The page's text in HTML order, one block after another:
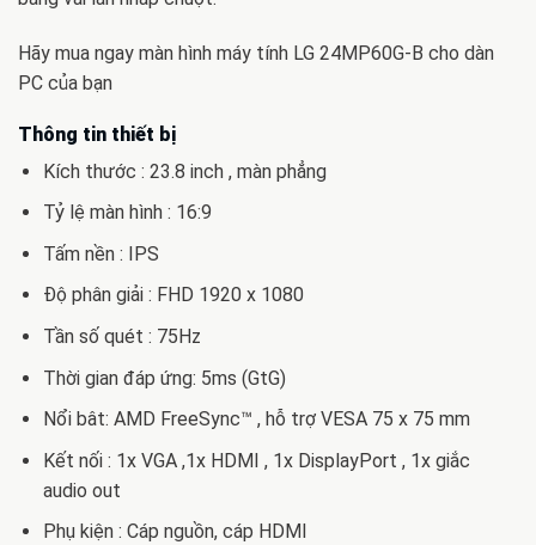
Hãy mua ngay màn hình máy tính LG 24MP60G-B cho dàn
PC của bạn
Thông tin thiết bị
Kích thước : 23.8 inch , màn phẳng
Tỷ lệ màn hình : 16:9
Tấm nền : IPS
Độ phân giải : FHD 1920 x 1080
Tần số quét : 75Hz
Thời gian đáp ứng: 5ms (GtG)
Nổi bât: AMD FreeSync™ , hỗ trợ VESA 75 x 75 mm
Kết nối : 1x VGA ,1x HDMI , 1x DisplayPort , 1x giắc
audio out
Phụ kiện : Cáp nguồn, cáp HDMI